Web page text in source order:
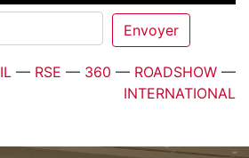
— RSE — 360 — ROADSHOW —
INTERNATIONAL